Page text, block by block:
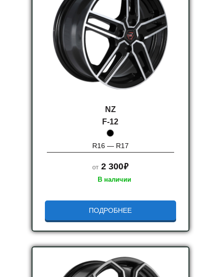
NZ
F-12
R16 — R17
от 2 300руб.
В наличии
ПОДРОБНЕЕ